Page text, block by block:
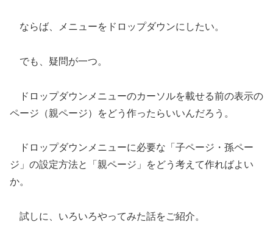
ならば、メニューをドロップダウンにしたい。
でも、疑問が一つ。
ドロップダウンメニューのカーソルを載せる前の表示の
ページ（親ページ）をどう作ったらいいんだろう。
ドロップダウンメニューに必要な「子ページ・孫ペー
ジ」の設定方法と「親ページ」をどう考えて作ればよい
か。
試しに、いろいろやってみた話をご紹介。